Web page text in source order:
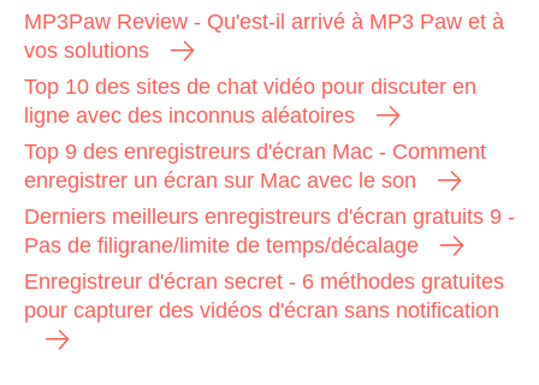
MP3Paw Review - Qu'est-il arrivé à MP3 Paw et à
vos solutions
Top 10 des sites de chat vidéo pour discuter en
ligne avec des inconnus aléatoires
Top 9 des enregistreurs d'écran Mac - Comment
enregistrer un écran sur Mac avec le son
Derniers meilleurs enregistreurs d'écran gratuits 9 -
Pas de filigrane/limite de temps/décalage
Enregistreur d'écran secret - 6 méthodes gratuites
pour capturer des vidéos d'écran sans notification